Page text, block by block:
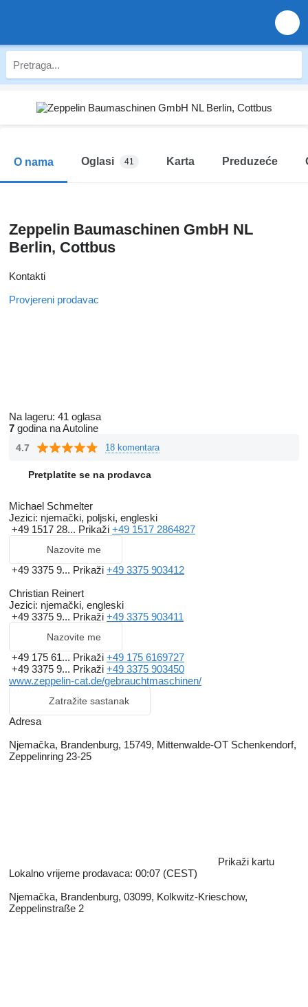
O nama Oglasi 41 Karta Preduzeće
Zeppelin Baumaschinen GmbH NL
Berlin, Cottbus
Kontakti
Provjereni prodavac
Na lageru: 41 oglasa
7 godina na Autoline
4.7 18 komentara
Pretplatite se na prodavca
Michael Schmelter
Jezici: njemački, poljski, engleski
+49 1517 28... Prikaži +49 1517 2864827
Nazovite me
+49 3375 9... Prikaži +49 3375 903412
Christian Reinert
Jezici: njemački, engleski
+49 3375 9... Prikaži +49 3375 903411
Nazovite me
+49 175 61... Prikaži +49 175 6169727
+49 3375 9... Prikaži +49 3375 903450
www.zeppelin-cat.de/gebrauchtmaschinen/
Zatražite sastanak
Adresa
Njemačka, Brandenburg, 15749, Mittenwalde-OT Schenkendorf,
Zeppelinring 23-25
Prikaži kartu
Lokalno vrijeme prodavaca: 00:07 (CEST)
Njemačka, Brandenburg, 03099, Kolkwitz-Krieschow,
Zeppelinstraße 2